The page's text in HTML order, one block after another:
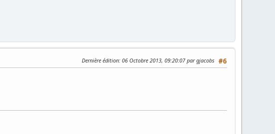
#6
Dernière édition: 06 Octobre 2013, 09:20:07 par gjacobs